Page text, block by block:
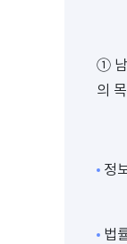
① 남
의
정
법